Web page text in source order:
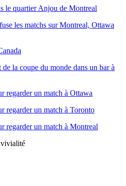
le quartier Anjou de Montreal
les matchs sur Montreal, Ottawa
la coupe du monde dans un bar à
regarder un match à Ottawa
regarder un match à Toronto
regarder un match à Montreal